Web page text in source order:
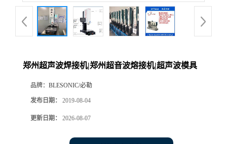
郑州超声波焊接机|郑州超音波熔接机|超声波模具
品牌： BLESONIC/必勒
发布日期： 2019-08-04
更新日期： 2026-08-07